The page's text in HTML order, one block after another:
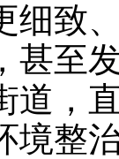
细致
甚至
道，
境整